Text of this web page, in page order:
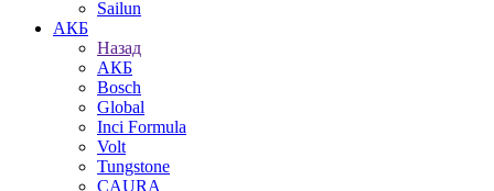
Sailun
АКБ
Назад
АКБ
Bosch
Global
Inci Formula
Volt
Tungstone
CAURA